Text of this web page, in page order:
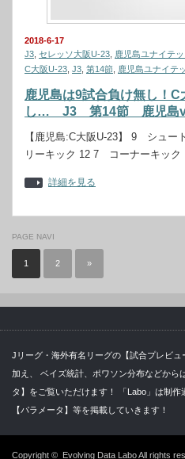
2018-6-17
J3 セレッソ大阪U-23 鹿児島ユナイテ
C大阪U-23 J3 第14節 鹿児島ユナイテ
鹿児島は9試合負け無し！
し… J3 第14節 鹿児島
【鹿児島:C大阪U-23】 9 シ
リーキック 12 7 コーナーキッ
詳細を見る
PAGE NAVI
1 2 »
Jリーグ・海外有名リーグの【試合プレビ
加え、 ベイズ統計、ポワソン分布などから
タ】をご覧いただけます！ 「Labo」は制
【パラメータ】等を掲載していきます！
Copyright © Evolving Data LaboAll rights